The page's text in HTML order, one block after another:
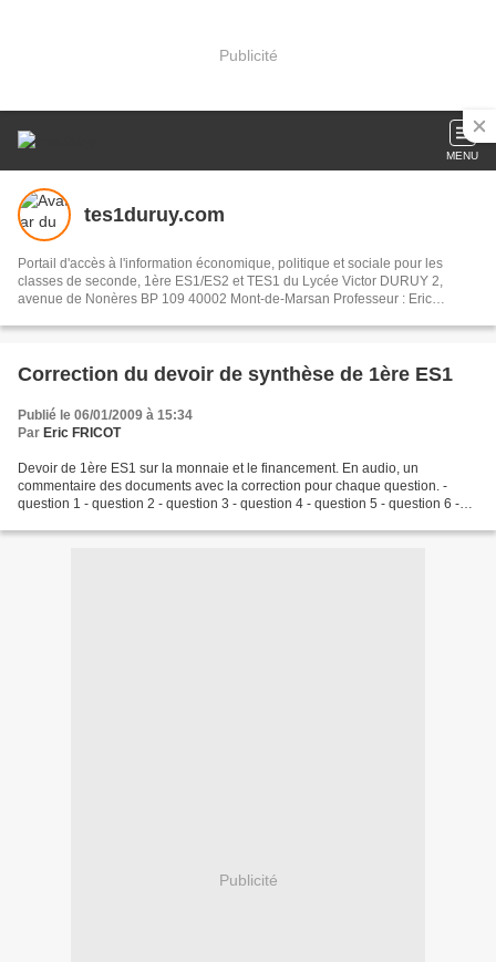
Publicité
MENU
tes1duruy.com
Portail d'accès à l'information économique, politique et sociale pour les
classes de seconde, 1ère ES1/ES2 et TES1 du Lycée Victor DURUY 2,
avenue de Nonères BP 109 40002 Mont-de-Marsan Professeur : Eric
Correction du devoir de synthèse de 1ère ES1
Publié le 06/01/2009 à 15:34
Par Eric FRICOT
Devoir de 1ère ES1 sur la monnaie et le financement. En audio, un
commentaire des documents avec la correction pour chaque question. -
question 1 - question 2 - question 3 - question 4 - question 5 - question 6 -
Publicité